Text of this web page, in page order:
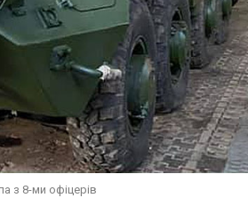
з 8-ми офіцерів